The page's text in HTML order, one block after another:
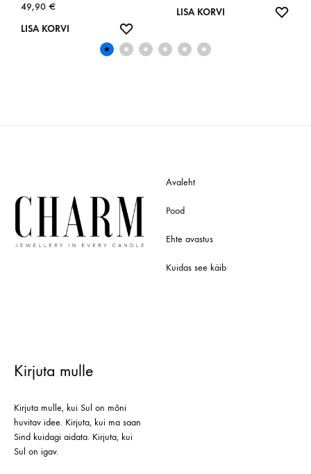
49,90 €
LISA KORVI
LISA KORVI
Avaleht
Pood
Ehte avastus
Kuidas see käib
Kirjuta mulle
Kirjuta mulle, kui Sul on mõni
huvitav idee. Kirjuta, kui ma saan
Sind kuidagi aidata. Kirjuta, kui
Sul on igav.